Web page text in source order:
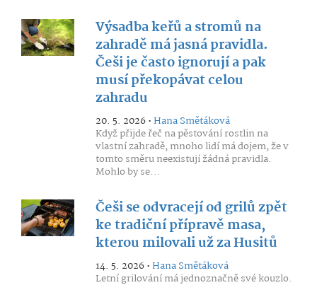
Výsadba keřů a stromů na
zahradě má jasná pravidla.
Češi je často ignorují a pak
musí překopávat celou
zahradu
20. 5. 2026 •Hana Smětáková
Když přijde řeč na pěstování rostlin na
vlastní zahradě, mnoho lidí má dojem, že v
tomto směru neexistují žádná pravidla.
Mohlo by se...
Češi se odvracejí od grilů zpět
ke tradiční přípravě masa,
kterou milovali už za Husitů
14. 5. 2026 •Hana Smětáková
Letní grilování má jednoznačně své kouzlo.